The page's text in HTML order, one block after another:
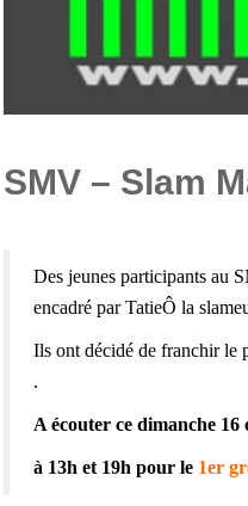
SMV – Slam
Des jeunes participants au
encadré par TatieÔ la
Ils ont décidé de franchir le
.
A écouter ce dimanche 16
à 13h et 19h pour le 1er